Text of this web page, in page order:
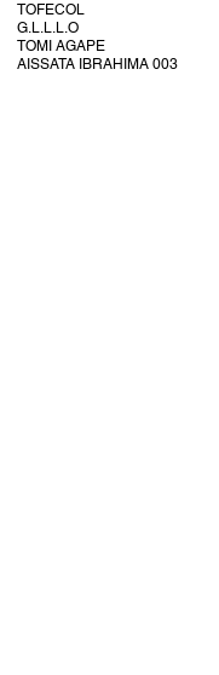
TOFECOL
G.L.L.L.O
TOMI AGAPE
AISSATA IBRAHIMA 003